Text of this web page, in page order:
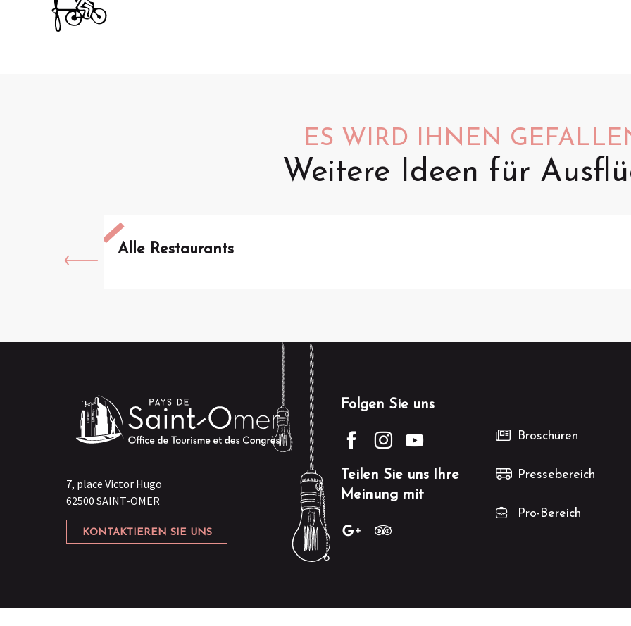
ES WIRD IHNEN
Weitere Ideen für
Alle Restaurants
7, place Victor Hugo
62500 SAINT-OMER
KONTAKTIEREN SIE UNS
Folgen Sie uns
Teilen Sie uns Ihre
Meinung mit
Broschüren
Pressebereich
Pro-Bereich